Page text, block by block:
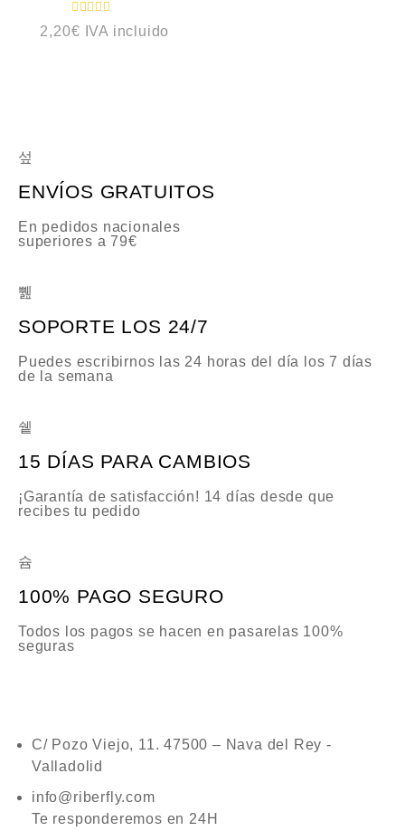
d
V
a
e
5
2,20€ IVA incluido
ENVÍOS GRATUITOS
En pedidos nacionales
superiores a 79€
SOPORTE LOS 24/7
Puedes escribirnos las 24 horas del día los 7 días
de la semana
15 DÍAS PARA CAMBIOS
¡Garantía de satisfacción! 14 días desde que
recibes tu pedido
100% PAGO SEGURO
Todos los pagos se hacen en pasarelas 100%
seguras
C/ Pozo Viejo, 11. 47500 – Nava del Rey -
Valladolid
info@riberfly.com
Te responderemos en 24H